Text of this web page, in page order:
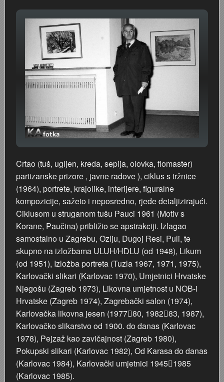
Crtao (tuš, ugljen, kreda, sepija, olovka, flomaster)
partizanske prizore , javne radove ), ciklus s tržnice
(1964), portrete, krajolike, interijere, figuralne
kompozicije, sažeto i neposredno, rjeđe detaljizirajući.
Ciklusom u struganom tušu Pauci 1961 (Motiv s
Korane, Paučina) približio se apstrakciji. Izlagao
samostalno u Zagrebu, Ozlju, Dugoj Resi, Puli, te
skupno na izložbama ULUH/HDLU (od 1948), Likum
(od 1951), Izložba portreta (Tuzla 1967, 1971, 1975),
Karlovački slikari (Karlovac 1970), Umjetnici Hrvatske
Njegošu (Zagreb 1973), Likovna umjetnost u NOB-i
Hrvatske (Zagreb 1974), Zagrebački salon (1974),
Karlovačka likovna jesen (197780, 198283, 1987),
Karlovačko slikarstvo od 1900. do danas (Karlovac
1978), Pejzaž kao zavičajnost (Zagreb 1980),
Pokupski slikari (Karlovac 1982), Od Karasa do danas
(Karlovac 1984), Karlovački umjetnici 19451985
(Karlovac 1985).